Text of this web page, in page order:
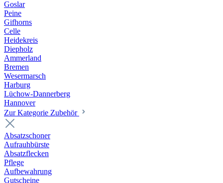
Goslar
Peine
Gifhorns
Celle
Heidekreis
Diepholz
Ammerland
Bremen
Wesermarsch
Harburg
Lüchow-Dannerberg
Hannover
Zur Kategorie Zubehör
Absatzschoner
Aufrauhbürste
Absatzflecken
Pflege
Aufbewahrung
Gutscheine